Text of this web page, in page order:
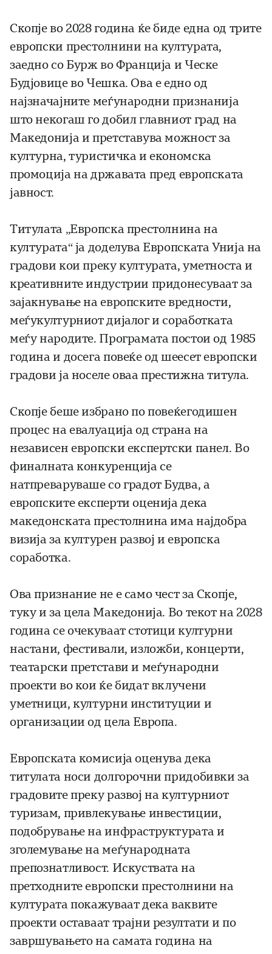
Скопје во 2028 година ќе биде една од трите
европски престолнини на културата,
заедно со Бурж во Франција и Ческе
Будјовице во Чешка. Ова е едно од
најзначајните меѓународни признанија
што некогаш го добил главниот град на
Македонија и претставува можност за
културна, туристичка и економска
промоција на државата пред европската
јавност.
Титулата „Европска престолнина на
културата“ ја доделува Европската Унија на
градови кои преку културата, уметноста и
креативните индустрии придонесуваат за
зајакнување на европските вредности,
меѓукултурниот дијалог и соработката
меѓу народите. Програмата постои од 1985
година и досега повеќе од шеесет европски
градови ја носеле оваа престижна титула.
Скопје беше избрано по повеќегодишен
процес на евалуација од страна на
независен европски експертски панел. Во
финалната конкуренција се
натпреваруваше со градот Будва, а
европските експерти оценија дека
македонската престолнина има најдобра
визија за културен развој и европска
соработка.
Ова признание не е само чест за Скопје,
туку и за цела Македонија. Во текот на 2028
година се очекуваат стотици културни
настани, фестивали, изложби, концерти,
театарски претстави и меѓународни
проекти во кои ќе бидат вклучени
уметници, културни институции и
организации од цела Европа.
Европската комисија оценува дека
титулата носи долгорочни придобивки за
градовите преку развој на културниот
туризам, привлекување инвестиции,
подобрување на инфраструктурата и
зголемување на меѓународната
препознатливост. Искуствата на
претходните европски престолнини на
културата покажуваат дека ваквите
проекти оставаат трајни резултати и по
завршувањето на самата година на